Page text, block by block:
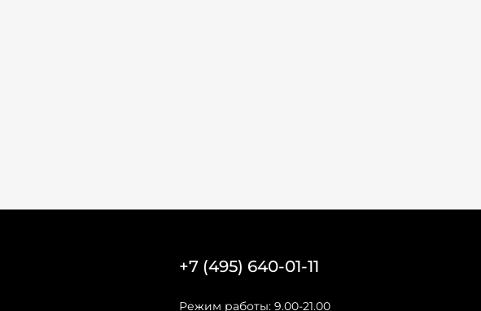
+7 (495) 640-01-11
Режим работы: 9.00-21.00